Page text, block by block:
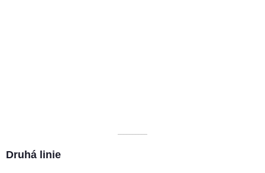
––––––––––
Druhá linie